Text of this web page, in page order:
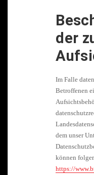
der
Im Falle
Betroffenen
dem unser
können
https://